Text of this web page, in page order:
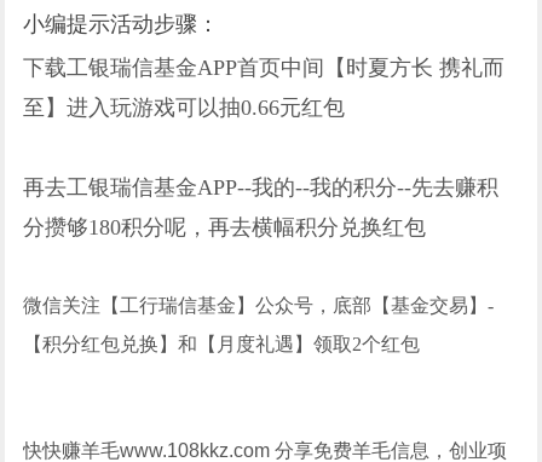
小编提示活动步骤：
下载工银瑞信基金APP首页中间【时夏方长 携礼而
至】进入玩游戏可以抽0.66元红包
再去工银瑞信基金APP--我的--我的积分--先去赚积
分攒够180积分呢，再去横幅积分兑换红包
微信关注【工行瑞信基金】公众号，底部【基金交易】-
【积分红包兑换】和【月度礼遇】领取2个红包
快快赚羊毛www.108kkz.com 分享免费羊毛信息，创业项